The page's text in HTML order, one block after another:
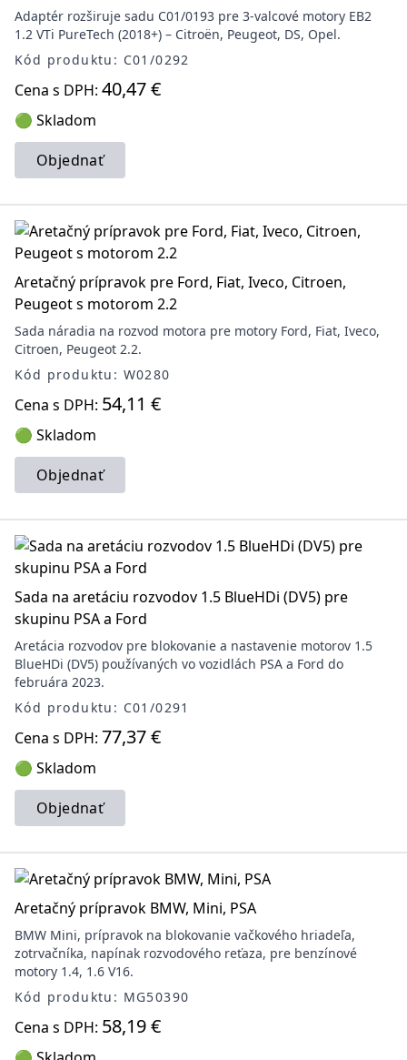
Adaptér rozširuje sadu C01/0193 pre 3-valcové motory EB2
1.2 VTi PureTech (2018+) – Citroën, Peugeot, DS, Opel.
Kód produktu: C01/0292
Cena s DPH: 40,47 €
🟢 Skladom
Objednať
Aretačný prípravok pre Ford, Fiat, Iveco, Citroen,
Peugeot s motorom 2.2
Sada náradia na rozvod motora pre motory Ford, Fiat, Iveco,
Citroen, Peugeot 2.2.
Kód produktu: W0280
Cena s DPH: 54,11 €
🟢 Skladom
Objednať
Sada na aretáciu rozvodov 1.5 BlueHDi (DV5) pre
skupinu PSA a Ford
Aretácia rozvodov pre blokovanie a nastavenie motorov 1.5
BlueHDi (DV5) používaných vo vozidlách PSA a Ford do
februára 2023.
Kód produktu: C01/0291
Cena s DPH: 77,37 €
🟢 Skladom
Objednať
Aretačný prípravok BMW, Mini, PSA
BMW Mini, prípravok na blokovanie vačkového hriadeľa,
zotrvačníka, napínak rozvodového reťaza, pre benzínové
motory 1.4, 1.6 V16.
Kód produktu: MG50390
Cena s DPH: 58,19 €